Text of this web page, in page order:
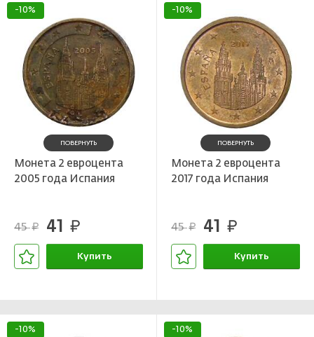
-10%
ПОВЕРНУТЬ
Монета 2 евроцента
2005 года Испания
45руб. 41 руб.
Купить
-10%
ПОВЕРНУТЬ
Монета 2 евроцента
2017 года Испания
45руб. 41 руб.
Купить
-10% -10%